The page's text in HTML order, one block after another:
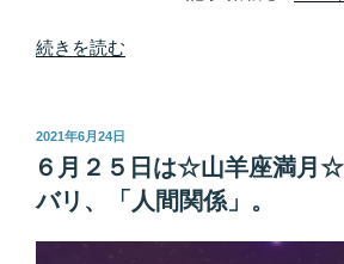
“今
山
羊
座
月
続きを読む
投
稿
日:
2021年6月24日
６月２５日は☆山羊座満
バリ、「人間関係」。